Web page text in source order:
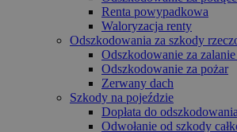
Renta powypadkowa
Waloryzacja renty
Odszkodowania za szkody
Odszkodowanie za
Odszkodowanie za pożar
Zerwany dach
Szkody na pojeździe
Dopłata do
Odwołanie od szkody